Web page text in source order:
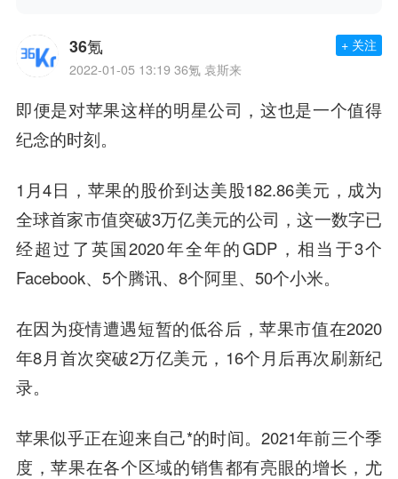
36氪
2022-01-05 13:19 36氪 袁斯来
+ 关注
即便是对苹果这样的明星公司，这也是一个值得
纪念的时刻。
1月4日，苹果的股价到达美股182.86美元，成为
全球首家市值突破3万亿美元的公司，这一数字已
经超过了英国2020年全年的GDP，相当于3个
Facebook、5个腾讯、8个阿里、50个小米。
在因为疫情遭遇短暂的低谷后，苹果市值在2020
年8月首次突破2万亿美元，16个月后再次刷新纪
录。
苹果似乎正在迎来自己*的时间。2021年前三个季
度，苹果在各个区域的销售都有亮眼的增长，尤